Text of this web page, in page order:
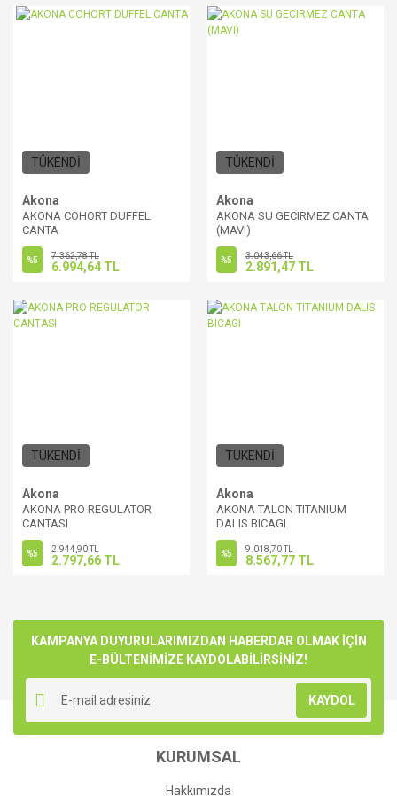
TÜKENDİ
Akona
AKONA COHORT DUFFEL
CANTA
%5 7.362,78 TL
6.994,64 TL
TÜKENDİ
Akona
AKONA SU GECIRMEZ CANTA
(MAVI)
%5 3.043,66 TL
2.891,47 TL
TÜKENDİ
Akona
AKONA PRO REGULATOR
CANTASI
%5 2.944,90 TL
2.797,66 TL
TÜKENDİ
Akona
AKONA TALON TITANIUM
DALIS BICAGI
%5 9.018,70 TL
8.567,77 TL
KAMPANYA DUYURULARIMIZDAN HABERDAR OLMAK İÇİN
E-BÜLTENİMİZE KAYDOLABİLİRSİNİZ!
KAYDOL
KURUMSAL
Hakkımızda